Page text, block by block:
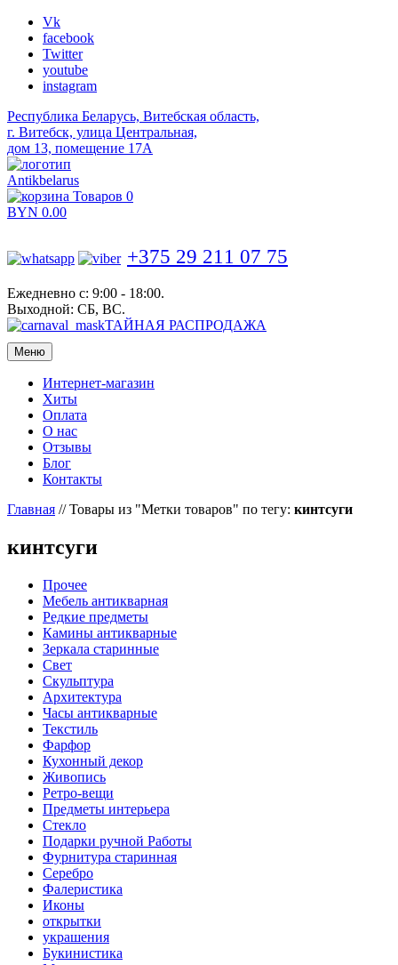
Vk
facebook
Twitter
youtube
instagram
Республика Беларусь, Витебская область,
г. Витебск, улица Центральная,
дом 13, помещение 17А
Antikbelarus
Товаров 0
BYN 0.00
+375 29 211 07 75
Ежедневно с: 9:00 - 18:00.
Выходной: СБ, ВС.
ТАЙНАЯ РАСПРОДАЖА
Меню
Интернет-магазин
Хиты
Оплата
О нас
Отзывы
Блог
Контакты
Главная //Товары из "Метки товаров" по тегу: кинтсуги
кинтсуги
Прочее
Мебель антикварная
Редкие предметы
Камины антикварные
Зеркала старинные
Свет
Скульптура
Архитектура
Часы антикварные
Текстиль
Фарфор
Кухонный декор
Живопись
Ретро-вещи
Предметы интерьера
Стекло
Подарки ручной Работы
Фурнитура старинная
Серебро
Фалеристика
Иконы
открытки
украшения
Букинистика